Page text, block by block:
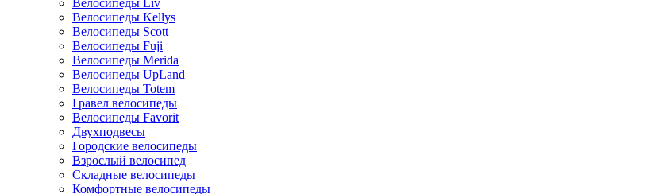
Велосипеды Liv
Велосипеды Kellys
Велосипеды Scott
Велосипеды Fuji
Велосипеды Merida
Велосипеды UpLand
Велосипеды Totem
Гравел велосипеды
Велосипеды Favorit
Двухподвесы
Городские велосипеды
Взрослый велосипед
Складные велосипеды
Комфортные велосипеды